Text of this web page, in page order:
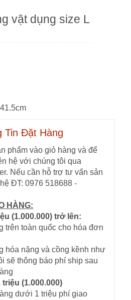
vật dụng size L
Tin Đặt Hàng
phẩm vào giỏ hàng và để
hệ với chúng tôi qua
Nếu cần hỗ trợ tư vấn sản
ĐT: 0976 518688 -
HÀNG:
(1.000.000) trở lên:
trên toàn quốc cho hóa đơn
hóa nặng và cồng kềnh như
sẽ thông báo phí ship sau
(1.000.000)
dưới 1 triệu phí giao